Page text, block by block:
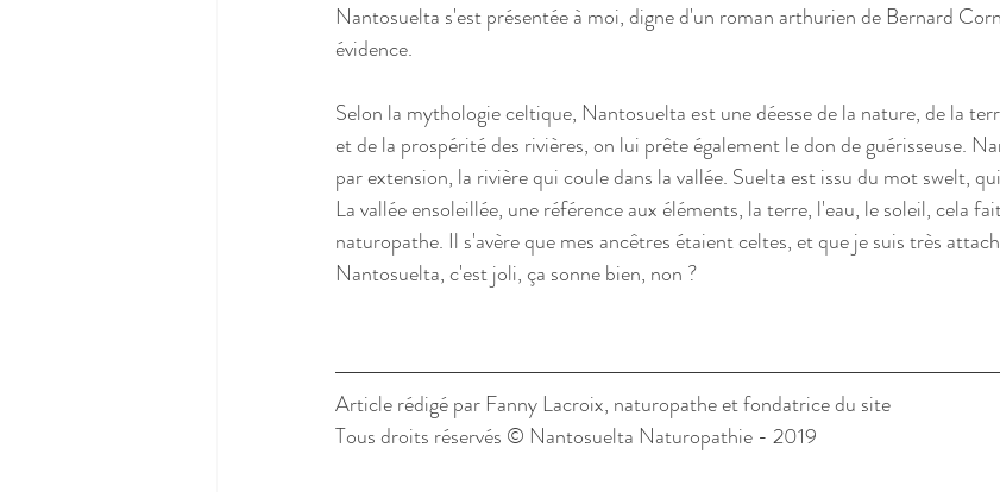
Nantosuelta s'est présentée à moi, digne d'un roman arthurien de Bernard
évidence.
Selon la mythologie celtique, Nantosuelta est une déesse de la nature, de la
et de la prospérité des rivières, on lui prête également le don de guérisseuse.
par extension, la rivière qui coule dans la vallée. Suelta est issu du mot swelt,
La vallée ensoleillée, une référence aux éléments, la terre, l'eau, le soleil, cela
naturopathe. Il s'avère que mes ancêtres étaient celtes, et que je suis très
Nantosuelta, c'est joli, ça sonne bien, non ?
Article rédigé par Fanny Lacroix, naturopathe et fondatrice du site
Tous droits réservés © Nantosuelta Naturopathie - 2019